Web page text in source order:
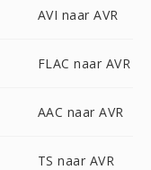
AVI naar AVR
FLAC naar AVR
AAC naar AVR
TS naar AVR